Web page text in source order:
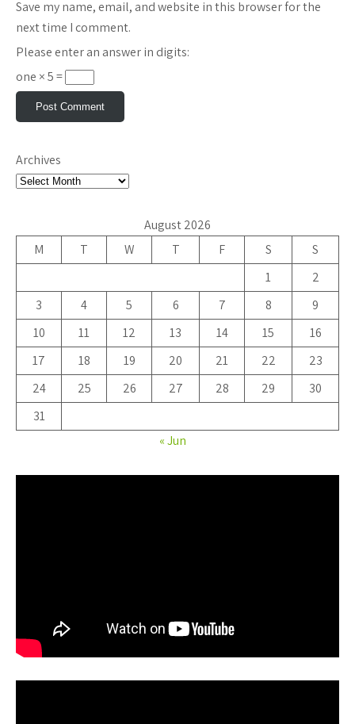
Save my name, email, and website in this browser for the
next time I comment.
Please enter an answer in digits:
one × 5 =
Archives
August 2026
M
T W T F S
S
1
2
3
4 5 6 7 8
9
10
11 12 13 14 15
16
17
18 19 20 21 22
23
24
25 26 27 28 29
30
31
« Jun